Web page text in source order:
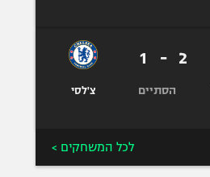
2
-
1
הסתיים צ'לסי
לכל המשחקים >